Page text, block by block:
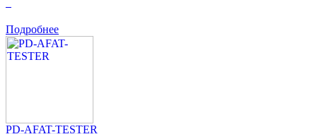
Подробнее
PD-AFAT-TESTER